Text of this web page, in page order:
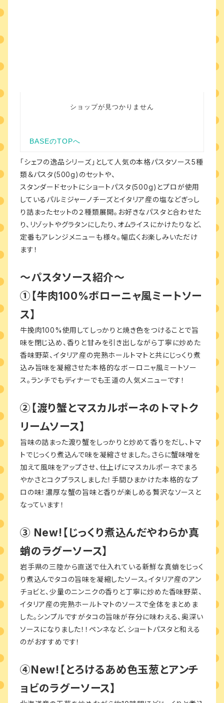
「シェフの逸品シリーズ」として人気の本格パスタソース5種
類＆パスタ(500g)のセットや、
スタンダードセットにショートパスタ(500g)とプロが使用
しているパルミジャーノチーズとイタリア産の塩などぎっし
り詰まったセットの２種類展開。お好きなパスタと合わせた
り、リゾットやグラタンにしたり、オムライスにかけたりなど、
定番もアレンジメニューも様々。幅広くお楽しみいただけ
ます！
〜パスタソース紹介〜
①【牛肉100%ボローニャ風ミートソー
ス】
牛挽肉100%使用してしっかりと焼き色をつけることで旨
味を閉じ込め、香りと甘みを引き出しながら丁寧に炒めた
香味野菜、イタリア産の完熟ホールトマトと共にじっくり煮
込み旨味を凝縮させた本格的なボーロニャ風ミートソー
ス。ランチでもディナーでも王道の人気メニューです！
②【渡り蟹とマスカルポーネのトマトク
リームソース】
旨味の詰まった渡り蟹をしっかりと炒めて香りをだし、トマ
トでじっくり煮込んで味を凝縮させました。さらに蟹味噌を
加えて風味をアップさせ、仕上げにマスカルポーネでまろ
やかさとコクプラスしました！手間ひまかけた本格的なプ
ロの味！濃厚な蟹の旨味と香りが楽しめる贅沢なソースと
なっています！
③ New!【じっくり煮込んだやわらか真
蛸のラグーソース】
岩手県の三陸から直送で仕入れている新鮮な真蛸をじっく
り煮込んでタコの旨味を凝縮したソース。イタリア産のアン
チョビと、少量のニンニクの香りと丁寧に炒めた香味野菜、
イタリア産の完熟ホールトマトのソースで全体をまとめま
した。シンプルですがタコの旨味が存分に味わえる、奥深い
ソースになりました！！ペンネなど、ショートパスタと和える
のがおすすめです！
④New!【とろけるあめ色玉葱とアンチ
ョビのラグーソース】